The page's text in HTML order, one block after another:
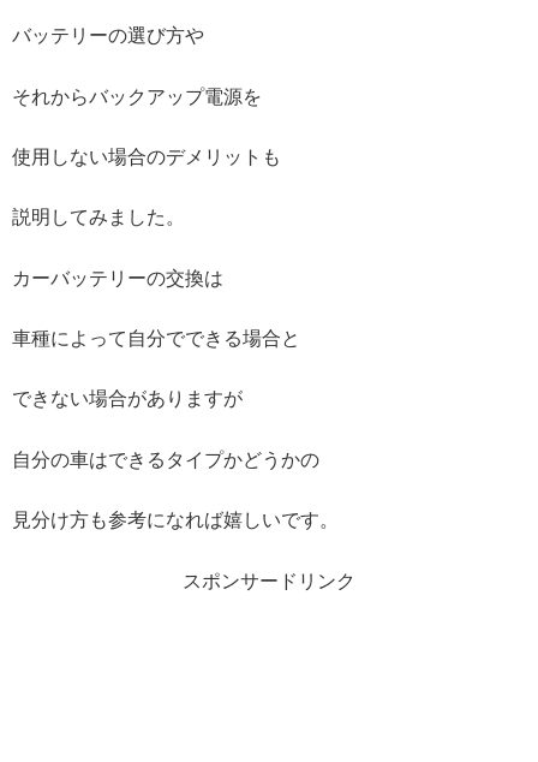
バッテリーの選び方や
それからバックアップ電源を
使用しない場合のデメリットも
説明してみました。
カーバッテリーの交換は
車種によって自分でできる場合と
できない場合がありますが
自分の車はできるタイプかどうかの
見分け方も参考になれば嬉しいです。
スポンサードリンク